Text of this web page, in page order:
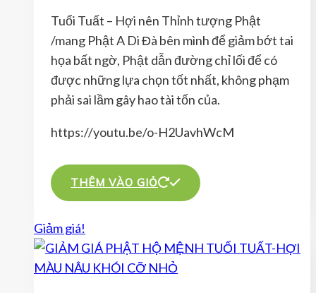
là:
690.000 ₫.
tại
là:
390.000 ₫.
Tuổi Tuất – Hợi nên Thỉnh tượng Phật
/mang Phật A Di Đà bên mình để giảm bớt tai
họa bất ngờ, Phật dẫn đường chỉ lối để có
được những lựa chọn tốt nhất, không phạm
phải sai lầm gây hao tài tốn của.
https://youtu.be/o-H2UavhWcM
THÊM VÀO GIỎ
Giảm giá!